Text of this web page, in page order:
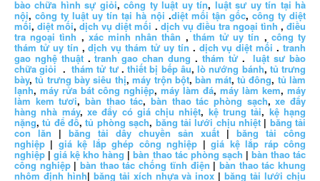
bào chữa hình sự giỏi,công ty luật uy tín, luật sư uy tín tại hà
nội,công ty luật uy tín tại hà nội .diệt mối tận gốc, công ty diệt
mối,diệt mối,dịch vụ diệt mối .dịch vụ điều tra ngoại tình ,điều
tra ngoại tình ,xác minh nhân thân ,thám tử uy tín , công ty
thám tử uy tín ,dịch vụ thám tử uy tín . dịch vụ diệt mối .tranh
gao nghệ thuật.tranh gao chan dung . thám tử.luật sư bào
chữa giỏi .thám tử tư.thiết bị bếp âu,lò nướng bánh, tủ trưng
bày,tủ trưng bày siêu thị,máy trộn bột,bàn mát,tủ đông, tủ làm
lạnh, máy rửa bát công nghiệp, máy làm đá, máy làm kem, máy
làm kem tươi,bàn thao tác,bàn thao tác phòng sạch,xe đẩy
hàng nhà máy, xe đẩy có giá chịu nhiệt, kệ trung tải, kệ hạng
nặng,tủ để đồ,tủ phòng sạch, băng tải lưới chịu nhiệt| băng tải
con lăn | băng tải dây chuyền sản xuất | băng tải công
nghiệp | giá kệ lắp ghép công nghiệp |giá kệ lắp ráp công
nghiệp |giá kệ kho hàng |bàn thao tác phòng sạch | bàn thao tác
công nghiệp|bàn thao tác chống tĩnh điện |bàn thao tác khung
nhôm định hình| băng tải xích nhựa và inox|băng tải lưới chịu